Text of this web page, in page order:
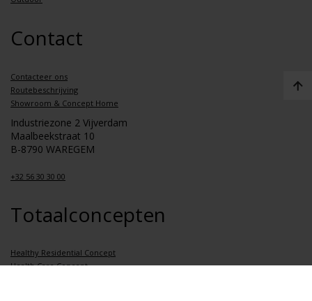
Contact
Contacteer ons
Routebeschrijving
Showroom & Concept Home
Industriezone 2 Vijverdam
Maalbeekstraat 10
B-8790 WAREGEM
+32 56 30 30 00
Totaalconcepten
Healthy Residential Concept
Health Care Concept